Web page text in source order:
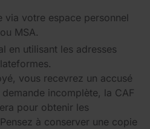
via votre espace personnel
MSA.
en utilisant les adresses
vous recevrez un accusé
incomplète, la CAF
pour obtenir les
à conserver une copie